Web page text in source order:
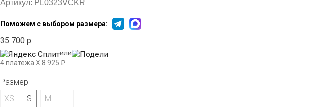
Артикул: PL0323VCKR
Поможем с выбором размера:
35 700 р.
или
4 платежа X 8 925 ₽
Размер
XS
S M L